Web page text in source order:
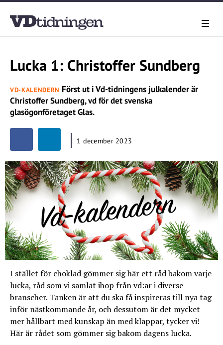
Lucka 1: Christoffer Sundberg
VD-KALENDERN Först ut i Vd-tidningens julkalender är
Christoffer Sundberg, vd för det svenska
glasögonföretaget Glas.
1 december 2023
I stället för choklad gömmer sig här ett råd bakom varje
lucka, råd som vi samlat ihop från vd:ar i diverse
branscher. Tanken är att du ska få inspireras till nya tag
inför nästkommande år, och dessutom är det mycket
mer hållbart med kunskap än med klappar, tycker vi!
Här är rådet som gömmer sig bakom dagens lucka.